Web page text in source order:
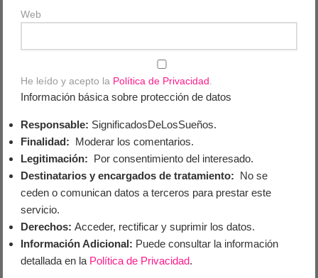
Web
He leído y acepto la Política de Privacidad
Información básica sobre protección de datos
Responsable: SignificadosDeLosSueños.
Finalidad: Moderar los comentarios.
Legitimación: Por consentimiento del interesado.
Destinatarios y encargados de tratamiento: No se
ceden o comunican datos a terceros para prestar este
servicio.
Derechos: Acceder, rectificar y suprimir los datos.
Información Adicional: Puede consultar la información
detallada en la Política de Privacidad.